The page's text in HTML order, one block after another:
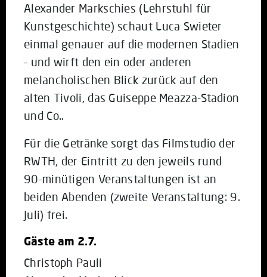
Alexander Markschies (Lehrstuhl für
Kunstgeschichte) schaut Luca Swieter
einmal genauer auf die modernen Stadien
– und wirft den ein oder anderen
melancholischen Blick zurück auf den
alten Tivoli, das Guiseppe Meazza-Stadion
und Co..
Für die Getränke sorgt das Filmstudio der
RWTH, der Eintritt zu den jeweils rund
90-minütigen Veranstaltungen ist an
beiden Abenden (zweite Veranstaltung: 9.
Juli) frei.
Gäste am 2.7.
Christoph Pauli